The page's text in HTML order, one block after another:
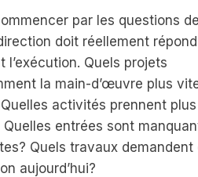
par les questions
doit réellement
l’exécution. Quels projets
la main-d’œuvre plus
activités prennent
Quelles entrées sont
Quels travaux demandent
aujourd’hui?